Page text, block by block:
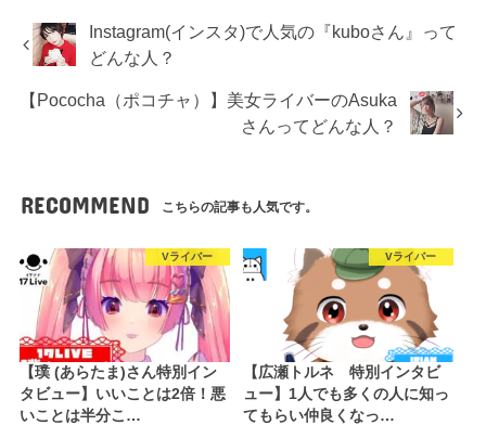
Instagram(インスタ)で人気の『kuboさん』って
どんな人？
【Pococha（ポコチャ）】美女ライバーのAsuka
さんってどんな人？
RECOMMEND こちらの記事も人気です。
Vライバー
【璞 (あらたま)さん特別イン
タビュー】いいことは2倍！悪
いことは半分こ…
Vライバー
【広瀬トルネ 特別インタビ
ュー】1人でも多くの人に知っ
てもらい仲良くなっ…